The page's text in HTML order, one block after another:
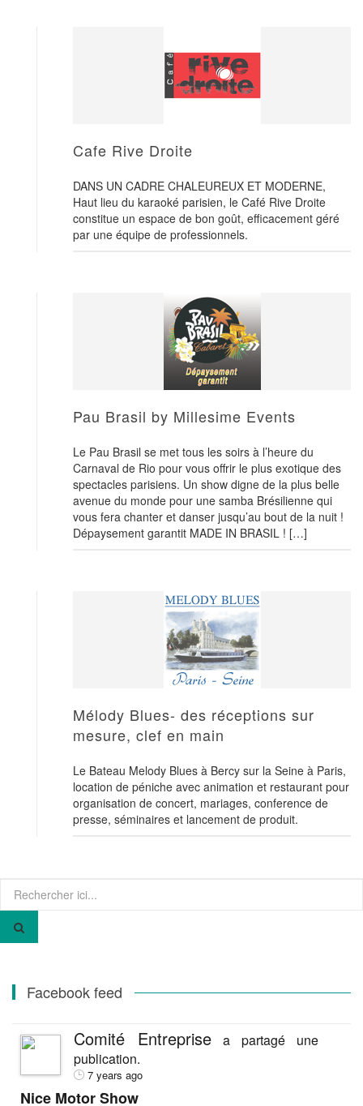
Cafe Rive Droite
DANS UN CADRE CHALEUREUX ET MODERNE,
Haut lieu du karaoké parisien, le Café Rive Droite
constitue un espace de bon goût, efficacement géré
par une équipe de professionnels.
Pau Brasil by Millesime Events
Le Pau Brasil se met tous les soirs à l’heure du
Carnaval de Rio pour vous offrir le plus exotique des
spectacles parisiens. Un show digne de la plus belle
avenue du monde pour une samba Brésilienne qui
vous fera chanter et danser jusqu’au bout de la nuit !
Dépaysement garantit MADE IN BRASIL ! […]
Mélody Blues- des réceptions sur
mesure, clef en main
Le Bateau Melody Blues à Bercy sur la Seine à Paris,
location de péniche avec animation et restaurant pour
organisation de concert, mariages, conference de
presse, séminaires et lancement de produit.
pour
Facebook feed
Comité Entreprise a partagé une
publication.
7 years ago
Nice Motor Show